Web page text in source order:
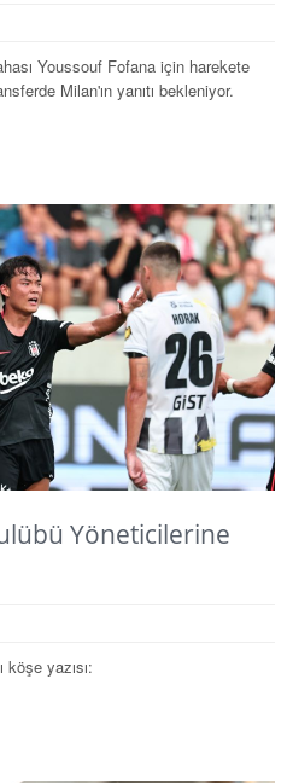
Youssouf Fofana için harekete
Milan'ın yanıtı bekleniyor.
Yöneticilerine
yazısı: